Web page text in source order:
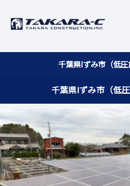
千葉県Iずみ市（低圧
千葉県Iずみ市（低圧